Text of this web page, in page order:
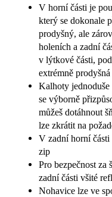
V horní části je
který se dokonale
prodyšný, ale
holeních a zadní
v lýtkové části,
extrémně
Kalhoty jednoduše
se výborně
můžeš dotáhnout
lze zkrátit na
V zadní horní části
zip
Pro bezpečnost za
zadní části všité
Nohavice lze ve